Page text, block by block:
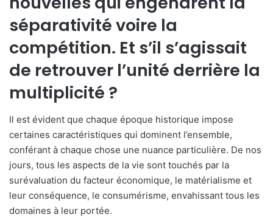
séparativité voire la
compétition. Et s’il s’agissait
de retrouver l’unité derrière la
multiplicité ?
Il est évident que chaque époque historique impose
certaines caractéristiques qui dominent l’ensemble,
conférant à chaque chose une nuance particulière. De nos
jours, tous les aspects de la vie sont touchés par la
surévaluation du facteur économique, le matérialisme et
leur conséquence, le consumérisme, envahissant tous les
domaines à leur portée.